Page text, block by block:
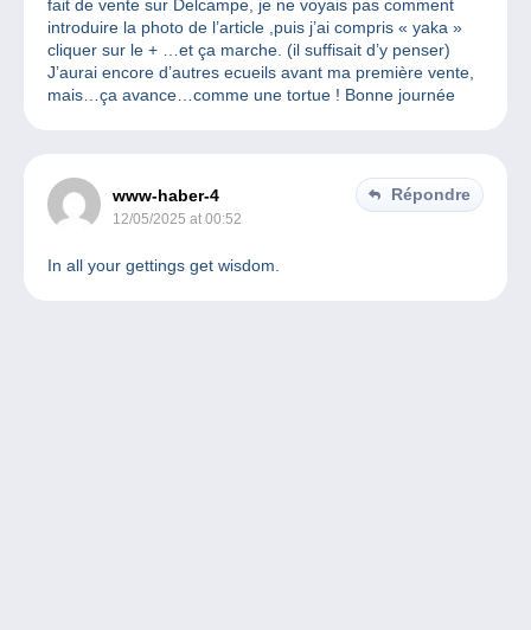
fait de vente sur Delcampe, je ne voyais pas comment
introduire la photo de l’article ,puis j’ai compris « yaka »
cliquer sur le + …et ça marche. (il suffisait d’y penser)
J’aurai encore d’autres ecueils avant ma première vente,
mais…ça avance…comme une tortue ! Bonne journée
www-haber-4
12/05/2025 at 00:52
Répondre
In all your gettings get wisdom.